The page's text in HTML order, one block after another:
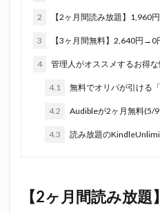
2 【2ヶ月間読み放題】1,960
3 【3ヶ月間無料】2,640円→0
4 管理人がオススメするお得な
4.1 無料でオリパが引ける「
4.2 Audibleが2ヶ月無料(5/
4.3 読み放題の
【2ヶ月間読み放